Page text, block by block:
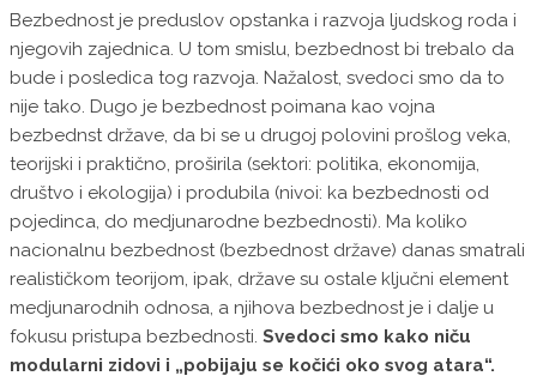
Bezbednost je preduslov opstanka i razvoja ljudskog roda i
njegovih zajednica. U tom smislu, bezbednost bi trebalo da
bude i posledica tog razvoja. Nažalost, svedoci smo da to
nije tako. Dugo je bezbednost poimana kao vojna
bezbednst države, da bi se u drugoj polovini prošlog veka,
teorijski i praktično, proširila (sektori: politika, ekonomija,
društvo i ekologija) i produbila (nivoi: ka bezbednosti od
pojedinca, do medjunarodne bezbednosti). Ma koliko
nacionalnu bezbednost (bezbednost države) danas smatrali
realističkom teorijom, ipak, države su ostale ključni element
medjunarodnih odnosa, a njihova bezbednost je i dalje u
fokusu pristupa bezbednosti. Svedoci smo kako niču
modularni zidovi i „pobijaju se kočići oko svog atara“.